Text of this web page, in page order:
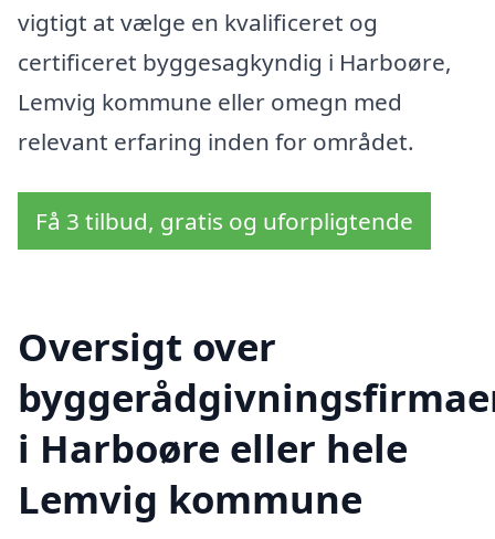
vigtigt at vælge en kvalificeret og
certificeret byggesagkyndig i Harboøre,
Lemvig kommune eller omegn med
relevant erfaring inden for området.
Få 3 tilbud, gratis og uforpligtende
Oversigt over
i Harboøre eller hele
Lemvig kommune